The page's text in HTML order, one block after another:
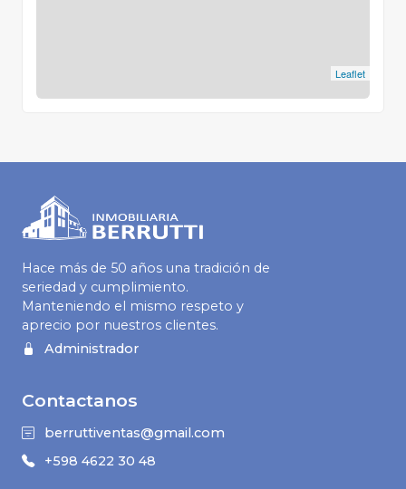
Leaflet
Hace más de 50 años una tradición de
seriedad y cumplimiento.
Manteniendo el mismo respeto y
aprecio por nuestros clientes.
Administrador
Contactanos
berruttiventas@gmail.com
+598 4622 30 48